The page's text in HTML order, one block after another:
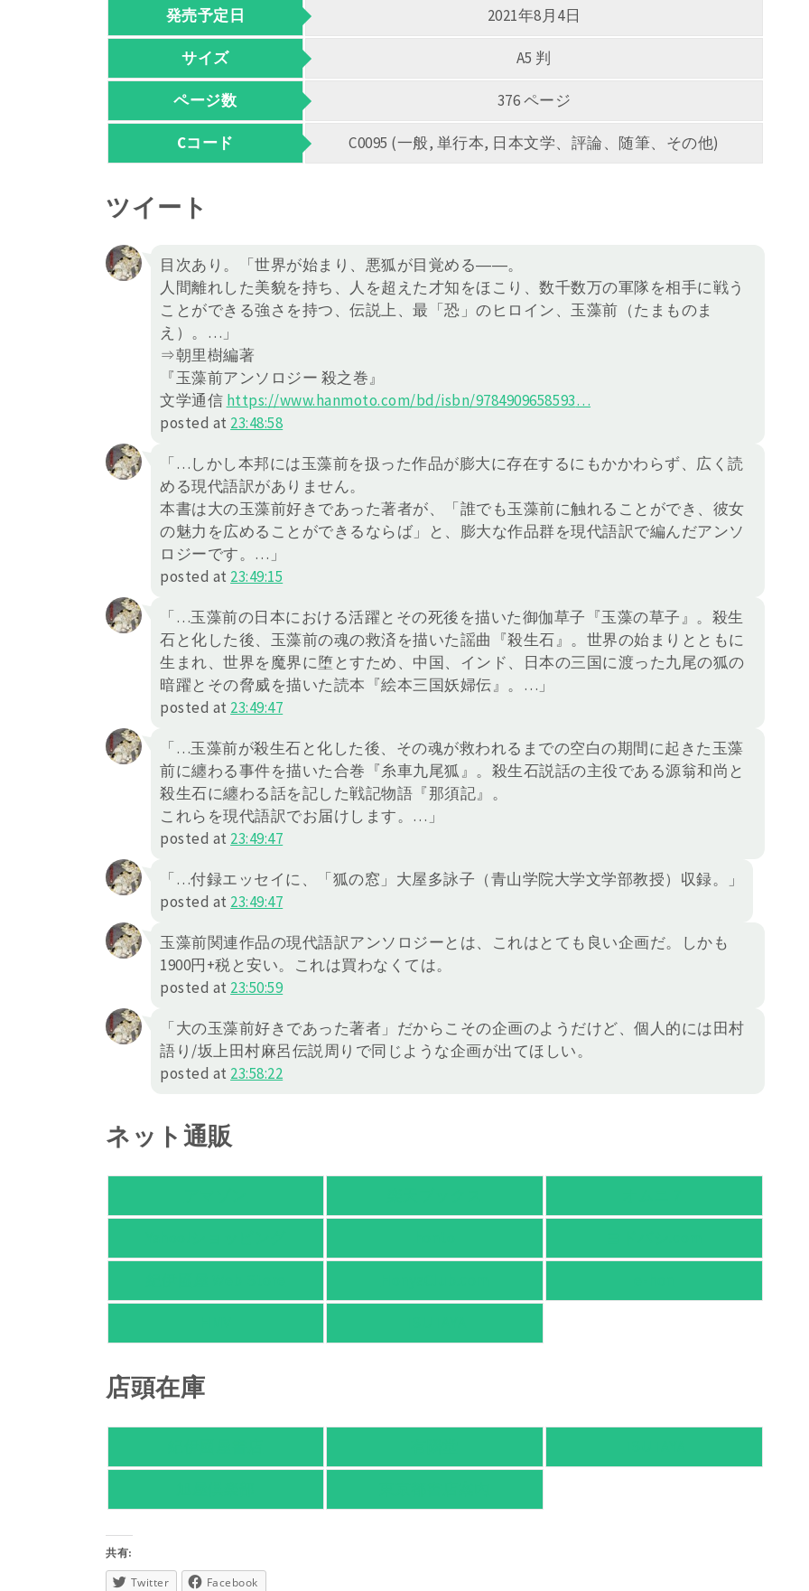
発売予定日 2021年8月4日
サイズ A5 判
ページ数 376 ページ
Cコード C0095 (一般, 単行本, 日本文学、評論、随筆、その他)
ツイート
目次あり。「世界が始まり、悪狐が目覚める――。
人間離れした美貌を持ち、人を超えた才知をほこり、数千数万の軍隊を相手に戦う
ことができる強さを持つ、伝説上、最「恐」のヒロイン、玉藻前（たまものま
え）。…」
⇒朝里樹編著
『玉藻前アンソロジー 殺之巻』
文学通信 https://www.hanmoto.com/bd/isbn/9784909658593…
posted at 23:48:58
「…しかし本邦には玉藻前を扱った作品が膨大に存在するにもかかわらず、広く読
める現代語訳がありません。
本書は大の玉藻前好きであった著者が、「誰でも玉藻前に触れることができ、彼女
の魅力を広めることができるならば」と、膨大な作品群を現代語訳で編んだアンソ
ロジーです。…」
posted at 23:49:15
「…玉藻前の日本における活躍とその死後を描いた御伽草子『玉藻の草子』。殺生
石と化した後、玉藻前の魂の救済を描いた謡曲『殺生石』。世界の始まりとともに
生まれ、世界を魔界に堕とすため、中国、インド、日本の三国に渡った九尾の狐の
暗躍とその脅威を描いた読本『絵本三国妖婦伝』。…」
posted at 23:49:47
「…玉藻前が殺生石と化した後、その魂が救われるまでの空白の期間に起きた玉藻
前に纏わる事件を描いた合巻『糸車九尾狐』。殺生石説話の主役である源翁和尚と
殺生石に纏わる話を記した戦記物語『那須記』。
これらを現代語訳でお届けします。…」
posted at 23:49:47
「…付録エッセイに、「狐の窓」大屋多詠子（青山学院大学文学部教授）収録。」
posted at 23:49:47
玉藻前関連作品の現代語訳アンソロジーとは、これはとても良い企画だ。しかも
1900円+税と安い。これは買わなくては。
posted at 23:50:59
「大の玉藻前好きであった著者」だからこその企画のようだけど、個人的には田村
語り/坂上田村麻呂伝説周りで同じような企画が出てほしい。
posted at 23:58:22
ネット通販
店頭在庫
共有:
Twitter Facebook